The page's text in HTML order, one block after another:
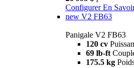
Configurer En
new V2 FB63
Panigale V2 FB63
120 cv
69 lb-ft
175.5 kg